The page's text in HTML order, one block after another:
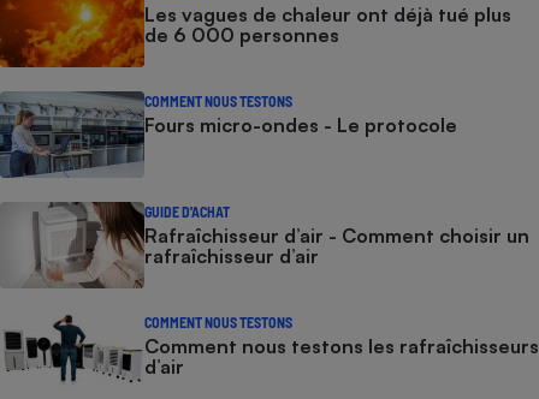
Les vagues de chaleur ont déjà tué plus
de 6 000 personnes
COMMENT NOUS TESTONS
Fours micro-ondes - Le protocole
GUIDE D'ACHAT
Rafraîchisseur d’air - Comment choisir un
rafraîchisseur d’air
COMMENT NOUS TESTONS
Comment nous testons les rafraîchisseurs
d’air